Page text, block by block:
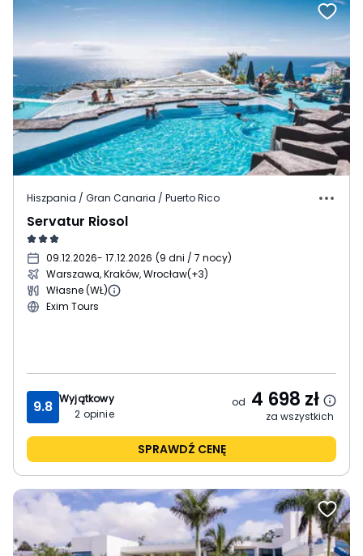
Hiszpania / Gran Canaria / Puerto Rico
Servatur Riosol
09.12.2026- 17.12.2026 (9 dni / 7 nocy)
Warszawa, Kraków, Wrocław(+3)
Własne (WŁ)
Exim Tours
9.8 Wyjątkowy
2 opinie
od 4 698 zł
za wszystkich
SPRAWDŹ CENĘ